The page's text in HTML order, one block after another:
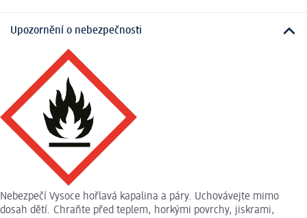
Upozornění o nebezpečnosti
Nebezpečí Vysoce hořlavá kapalina a páry. Uchovávejte mimo
dosah dětí. Chraňte před teplem, horkými povrchy, jiskrami,